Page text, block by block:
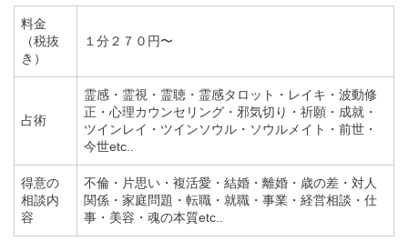
料金
（税抜
き）
１分２７０円〜
占術
霊感・霊視・霊聴・霊感タロット・レイキ・波動修
正・心理カウンセリング・邪気切り・祈願・成就・
ツインレイ・ツインソウル・ソウルメイト・前世・
今世etc..
得意の
相談内
容
不倫・片思い・複活愛・結婚・離婚・歳の差・対人
関係・家庭問題・転職・就職・事業・経営相談・仕
事・美容・魂の本質etc..